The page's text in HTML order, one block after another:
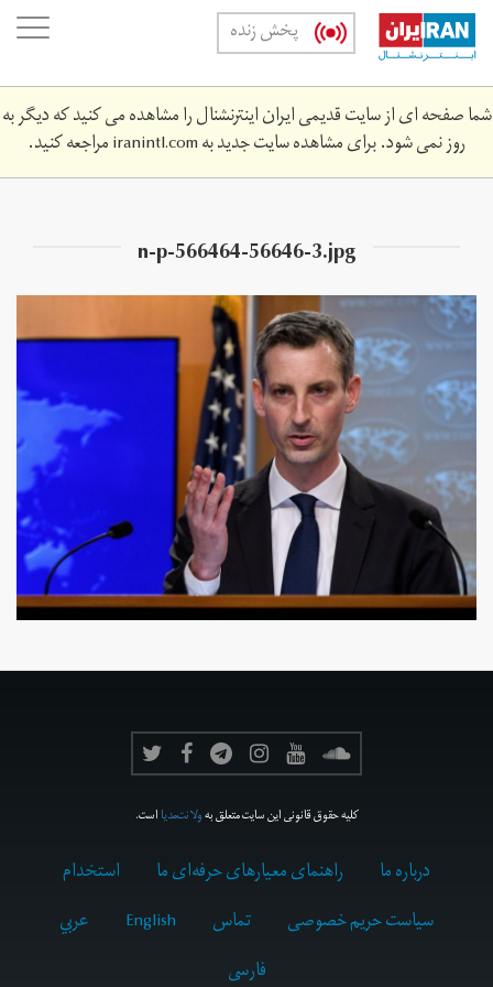
Skip
main
content
پخش زنده
شما صفحه ای از سایت قدیمی ایران اینترنشنال را مشاهده می کنید که دیگر به
روز نمی شود. برای مشاهده سایت جدید بهiranintl.comمراجعه کنید.
n-p-566464-56646-3.jpg
کلیه حقوق قانونی این سایت متعلق بهولانت‌مدیااست.
درباره ما راهنمای معیارهای حرفه‌ای ما
استخدام
سیاست حریم خصوصی
تماس English
عربي
فارسى